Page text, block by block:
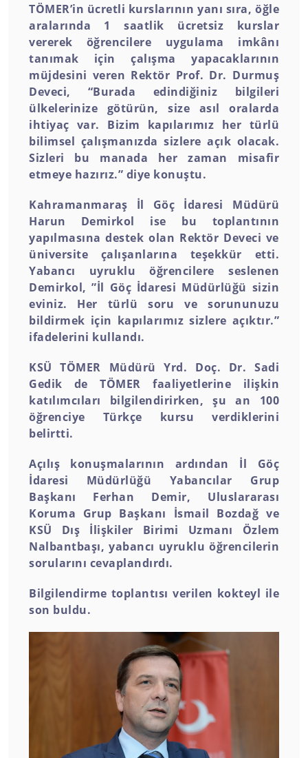
TÖMER’in ücretli kurslarının yanı sıra, öğle
aralarında 1 saatlik ücretsiz kurslar
vererek öğrencilere uygulama imkânı
tanımak için çalışma yapacaklarının
müjdesini veren Rektör Prof. Dr. Durmuş
Deveci, “Burada edindiğiniz bilgileri
ülkelerinize götürün, size asıl oralarda
ihtiyaç var. Bizim kapılarımız her türlü
bilimsel çalışmanızda sizlere açık olacak.
Sizleri bu manada her zaman misafir
etmeye hazırız.” diye konuştu.
Kahramanmaraş İl Göç İdaresi Müdürü
Harun Demirkol ise bu toplantının
yapılmasına destek olan Rektör Deveci ve
üniversite çalışanlarına teşekkür etti.
Yabancı uyruklu öğrencilere seslenen
Demirkol, ”İl Göç İdaresi Müdürlüğü sizin
eviniz. Her türlü soru ve sorununuzu
bildirmek için kapılarımız sizlere açıktır.”
ifadelerini kullandı.
KSÜ TÖMER Müdürü Yrd. Doç. Dr. Sadi
Gedik de TÖMER faaliyetlerine ilişkin
katılımcıları bilgilendirirken, şu an 100
öğrenciye Türkçe kursu verdiklerini
belirtti.
Açılış konuşmalarının ardından İl Göç
İdaresi Müdürlüğü Yabancılar Grup
Başkanı Ferhan Demir, Uluslararası
Koruma Grup Başkanı İsmail Bozdağ ve
KSÜ Dış İlişkiler Birimi Uzmanı Özlem
Nalbantbaşı, yabancı uyruklu öğrencilerin
sorularını cevaplandırdı.
Bilgilendirme toplantısı verilen kokteyl ile
son buldu.